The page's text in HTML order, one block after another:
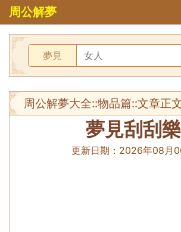
周公解夢
夢見
周公解夢大全::物品篇::文章正
夢見刮刮樂
更新日期： 2026年08月